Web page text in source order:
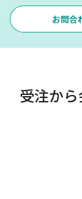
お問合
受注か